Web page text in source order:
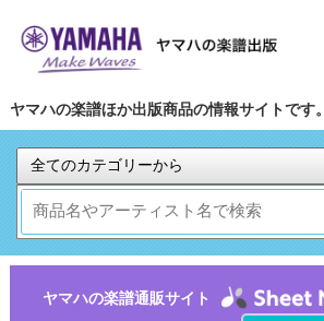
ヤマハの楽譜ほか出版商品の情報サイトです。
ヤマハの楽譜通販サイト